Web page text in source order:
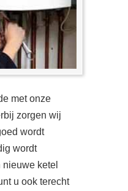
met onze
zorgen wij
wordt
wordt
ketel
u ook terecht